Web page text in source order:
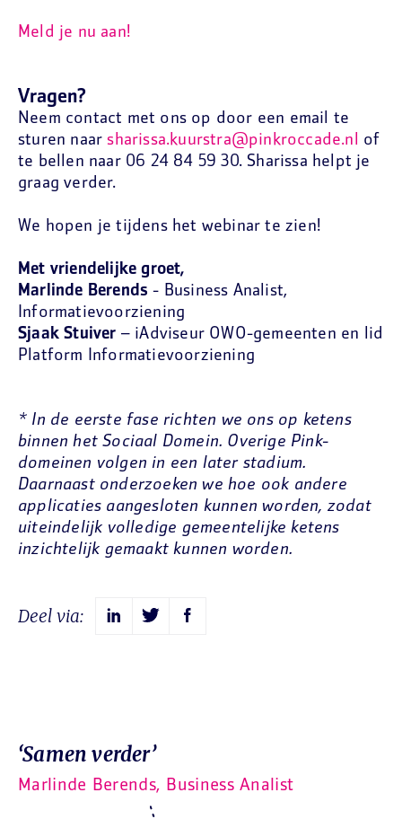
Meld je nu aan!
Vragen?
Neem contact met ons op door een email te
sturen naarsharissa.kuurstra@pinkroccade.nl
of
te bellen naar 06 24 84 59 30. Sharissa helpt je
graag verder.
We hopen je tijdens het webinar te zien!
Met vriendelijke groet,
Marlinde Berends - Business Analist,
Informatievoorziening
Sjaak Stuiver – iAdviseur OWO-gemeenten en lid
Platform Informatievoorziening
* In de eerste fase richten we ons op ketens
binnen het Sociaal Domein. Overige Pink-
domeinen volgen in een later stadium.
Daarnaast onderzoeken we hoe ook andere
applicaties aangesloten kunnen worden, zodat
uiteindelijk volledige gemeentelijke ketens
inzichtelijk gemaakt kunnen worden.
Deel via:
‘Samen verder’
Marlinde Berends, Business Analist